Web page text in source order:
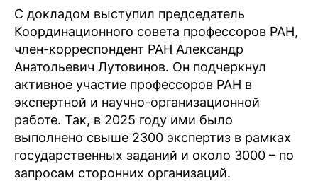
С докладом выступил председатель
Координационного совета профессоров РАН,
член-корреспондент РАН Александр
Анатольевич Лутовинов. Он подчеркнул
активное участие профессоров РАН в
экспертной и научно-организационной
работе. Так, в 2025 году ими было
выполнено свыше 2300 экспертиз в рамках
государственных заданий и около 3000 – по
запросам сторонних организаций.